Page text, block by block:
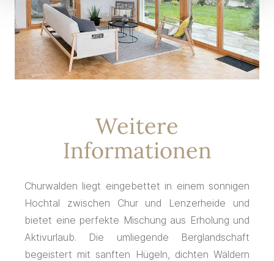
Weitere
Informationen
Churwalden liegt eingebettet in einem sonnigen
Hochtal zwischen Chur und Lenzerheide und
bietet eine perfekte Mischung aus Erholung und
Aktivurlaub. Die umliegende Berglandschaft
begeistert mit sanften Hügeln, dichten Wäldern